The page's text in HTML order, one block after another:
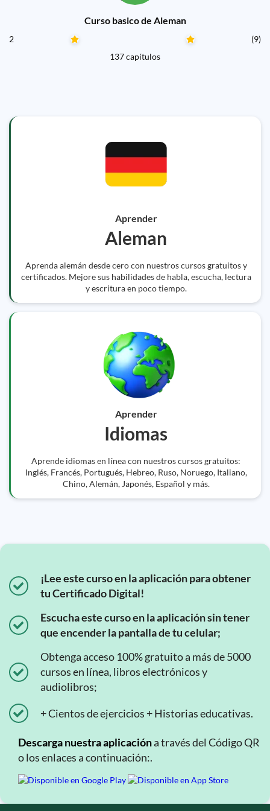
Curso basico de Aleman
2
(9)
137 capítulos
Aprender
Aleman
Aprenda alemán desde cero con nuestros cursos gratuitos y
certificados. Mejore sus habilidades de habla, escucha, lectura
y escritura en poco tiempo.
Aprender
Idiomas
Aprende idiomas en línea con nuestros cursos gratuitos:
Inglés, Francés, Portugués, Hebreo, Ruso, Noruego, Italiano,
Chino, Alemán, Japonés, Español y más.
¡Lee este curso en la aplicación para obtener
tu Certificado Digital!
Escucha este curso en la aplicación sin tener
que encender la pantalla de tu celular;
Obtenga acceso 100% gratuito a más de 5000
cursos en línea, libros electrónicos y
audiolibros;
+ Cientos de ejercicios + Historias educativas.
Descarga nuestra aplicacióna través del Código QR
o los enlaces a continuación:.